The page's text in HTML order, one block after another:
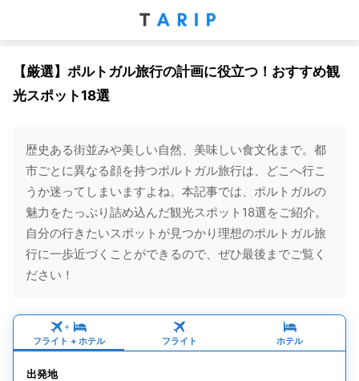
【厳選】ポルトガル旅行の計画に役立つ！おすすめ観
光スポット18選
歴史ある街並みや美しい自然、美味しい食文化まで。都
市ごとに異なる顔を持つポルトガル旅行は、どこへ行こ
うか迷ってしまいますよね。本記事では、ポルトガルの
魅力をたっぷり詰め込んだ観光スポット18選をご紹介。
自分の行きたいスポットが見つかり理想のポルトガル旅
行に一歩近づくことができるので、ぜひ最後までご覧く
ださい！
+
フライト + ホテル フライト ホテル
出発地